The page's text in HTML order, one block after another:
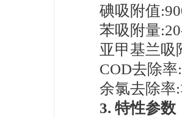
碘吸附值
苯吸附量
亚甲基兰吸
COD去除率
余氯去除率
3. 特性参数